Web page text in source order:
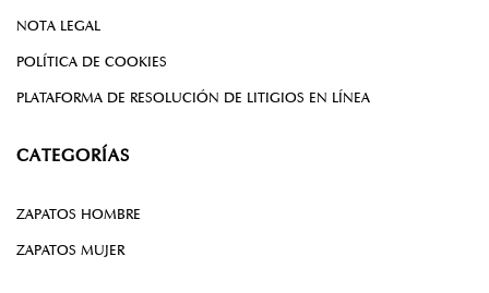
NOTA LEGAL
POLÍTICA DE COOKIES
PLATAFORMA DE RESOLUCIÓN DE LITIGIOS EN LÍNEA
CATEGORÍAS
ZAPATOS HOMBRE
ZAPATOS MUJER